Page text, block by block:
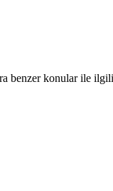
konular ile ilgili